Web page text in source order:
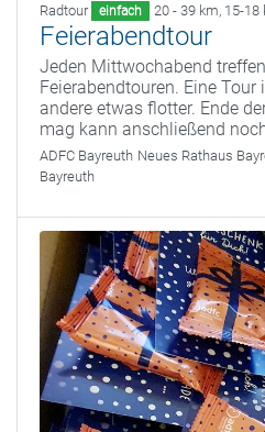
Radtour einfach 20 - 39 km, 15-18
Feierabendtour
Jeden Mittwochabend
Feierabendtouren. Eine
andere etwas flotter. Ende
mag kann anschließend
ADFC Bayreuth Neues Rathaus
Bayreuth